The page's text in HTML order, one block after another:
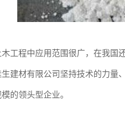
工程中应用范围很广，在我国
建材有限公司坚持技术的力量
的领头型企业。